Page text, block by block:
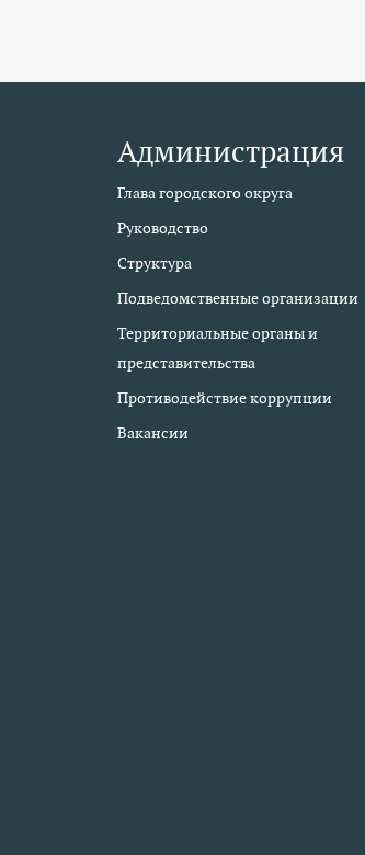
Администрация
Глава городского округа
Руководство
Структура
Подведомственные организации
Территориальные органы и
представительства
Противодействие коррупции
Вакансии